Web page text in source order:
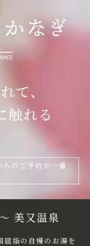
のご予約が一番
て、
触れる
美又温泉
指の自慢のお湯を